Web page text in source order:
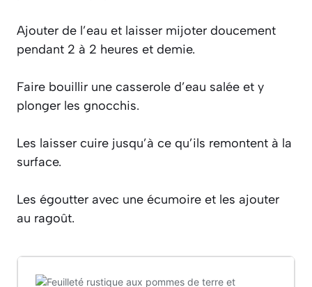
Ajouter de l’eau et laisser mijoter doucement
pendant 2 à 2 heures et demie.
Faire bouillir une casserole d’eau salée et y
plonger les gnocchis.
Les laisser cuire jusqu’à ce qu’ils remontent à la
surface.
Les égoutter avec une écumoire et les ajouter
au ragoût.